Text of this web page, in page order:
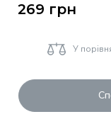
269 грн
У